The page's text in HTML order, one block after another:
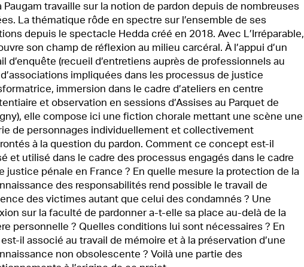
Paugam travaille sur la notion de pardon depuis de nombreuses
La thématique rôde en spectre sur l’ensemble de ses
depuis le spectacle Hedda créé en 2018. Avec L’Irréparable,
son champ de réflexion au milieu carcéral. À l’appui d’un
d’enquête (recueil d’entretiens auprès de professionnels au
impliquées dans les processus de justice
immersion dans le cadre d’ateliers en centre
et observation en sessions d’Assises au Parquet de
elle compose ici une fiction chorale mettant une scène une
de personnages individuellement et collectivement
à la question du pardon. Comment ce concept est-il
et utilisé dans le cadre des processus engagés dans le cadre
justice pénale en France ? En quelle mesure la protection de la
des responsabilités rend possible le travail de
des victimes autant que celui des condamnés ? Une
sur la faculté de pardonner a-t-elle sa place au-delà de la
personnelle ? Quelles conditions lui sont nécessaires ? En
il associé au travail de mémoire et à la préservation d’une
non obsolescente ? Voilà une partie des